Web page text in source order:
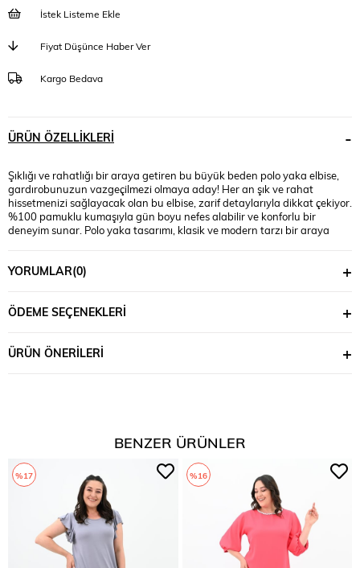
İstek Listeme Ekle
Fiyat Düşünce Haber Ver
Kargo Bedava
ÜRÜN ÖZELLIKLERI
Şıklığı ve rahatlığı bir araya getiren bu büyük beden polo yaka elbise,
gardırobunuzun vazgeçilmezi olmaya aday! Her an şık ve rahat
hissetmenizi sağlayacak olan bu elbise, zarif detaylarıyla dikkat çekiyor.
%100 pamuklu kumaşıyla gün boyu nefes alabilir ve konforlu bir
deneyim sunar. Polo yaka tasarımı, klasik ve modern tarzı bir araya
bedenler için özel olarak tasarlanmış olan bu elbise, her vücut tipine
zaman üzerinizde taşıyacaksınız. Farklı renk seçenekleriyle kişisel
benzersiz büyük beden polo yaka elbiseyi sepetinize ekleyin!
YORUMLAR(0)
ÖDEME SEÇENEKLERI
ÜRÜN ÖNERILERI
BENZER ÜRÜNLER
%17 %16